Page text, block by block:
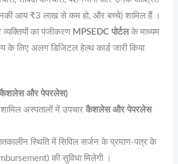
आय ₹3 लाख से कम हो, और बच्चे) शामिल हैं ।
व्यक्तियों का पंजीकरण MPSEDC पोर्टलके माध्यम
के लिए अलग डिजिटल हेल्थ कार्ड जारी किया
(कैशलेस और पेपरलेस)
अस्पतालों में उपचारकैशलेस और पेपरलेस
स्थिति में सिविल सर्जन के प्रमाण-पत्र के
की सुविधा मिलेगी ।